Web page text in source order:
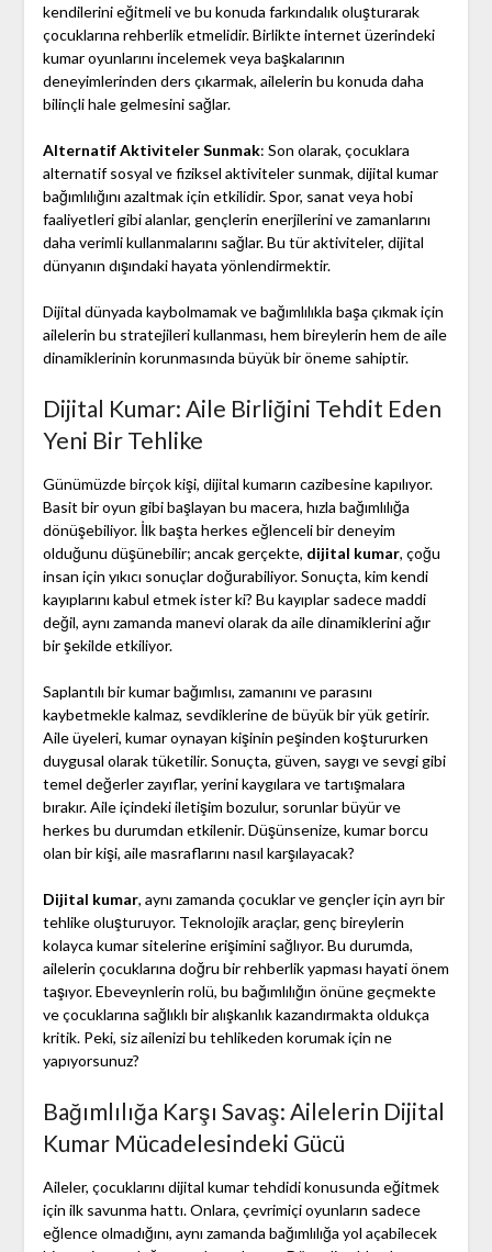
kendilerini eğitmeli ve bu konuda farkındalık oluşturarak
çocuklarına rehberlik etmelidir. Birlikte internet üzerindeki
kumar oyunlarını incelemek veya başkalarının
deneyimlerinden ders çıkarmak, ailelerin bu konuda daha
bilinçli hale gelmesini sağlar.
Alternatif Aktiviteler Sunmak: Son olarak, çocuklara
alternatif sosyal ve fiziksel aktiviteler sunmak, dijital kumar
bağımlılığını azaltmak için etkilidir. Spor, sanat veya hobi
faaliyetleri gibi alanlar, gençlerin enerjilerini ve zamanlarını
daha verimli kullanmalarını sağlar. Bu tür aktiviteler, dijital
dünyanın dışındaki hayata yönlendirmektir.
Dijital dünyada kaybolmamak ve bağımlılıkla başa çıkmak için
ailelerin bu stratejileri kullanması, hem bireylerin hem de aile
dinamiklerinin korunmasında büyük bir öneme sahiptir.
Dijital Kumar: Aile Birliğini Tehdit Eden
Yeni Bir Tehlike
Günümüzde birçok kişi, dijital kumarın cazibesine kapılıyor.
Basit bir oyun gibi başlayan bu macera, hızla bağımlılığa
dönüşebiliyor. İlk başta herkes eğlenceli bir deneyim
olduğunu düşünebilir; ancak gerçekte, dijital kumar, çoğu
insan için yıkıcı sonuçlar doğurabiliyor. Sonuçta, kim kendi
kayıplarını kabul etmek ister ki? Bu kayıplar sadece maddi
değil, aynı zamanda manevi olarak da aile dinamiklerini ağır
bir şekilde etkiliyor.
Saplantılı bir kumar bağımlısı, zamanını ve parasını
kaybetmekle kalmaz, sevdiklerine de büyük bir yük getirir.
Aile üyeleri, kumar oynayan kişinin peşinden koştururken
duygusal olarak tüketilir. Sonuçta, güven, saygı ve sevgi gibi
temel değerler zayıflar, yerini kaygılara ve tartışmalara
bırakır. Aile içindeki iletişim bozulur, sorunlar büyür ve
herkes bu durumdan etkilenir. Düşünsenize, kumar borcu
olan bir kişi, aile masraflarını nasıl karşılayacak?
Dijital kumar, aynı zamanda çocuklar ve gençler için ayrı bir
tehlike oluşturuyor. Teknolojik araçlar, genç bireylerin
kolayca kumar sitelerine erişimini sağlıyor. Bu durumda,
ailelerin çocuklarına doğru bir rehberlik yapması hayati önem
taşıyor. Ebeveynlerin rolü, bu bağımlılığın önüne geçmekte
ve çocuklarına sağlıklı bir alışkanlık kazandırmakta oldukça
kritik. Peki, siz ailenizi bu tehlikeden korumak için ne
yapıyorsunuz?
Bağımlılığa Karşı Savaş: Ailelerin Dijital
Kumar Mücadelesindeki Gücü
Aileler, çocuklarını dijital kumar tehdidi konusunda eğitmek
için ilk savunma hattı. Onlara, çevrimiçi oyunların sadece
eğlence olmadığını, aynı zamanda bağımlılığa yol açabilecek